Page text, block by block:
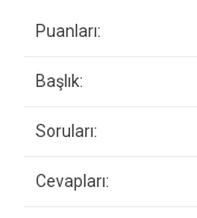
Puanları:
Başlık:
Soruları:
Cevapları: